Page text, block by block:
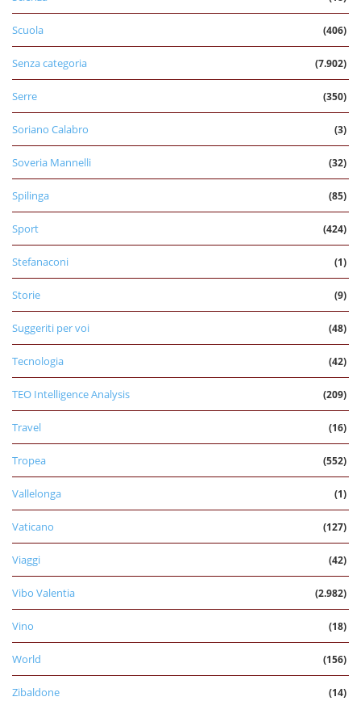
Scuola (406)
Senza categoria (7.902)
Serre (350)
Soriano Calabro (3)
Soveria Mannelli (32)
Spilinga (85)
Sport (424)
Stefanaconi (1)
Storie (9)
Suggeriti per voi (48)
Tecnologia (42)
TEO Intelligence Analysis (209)
Travel (16)
Tropea (552)
Vallelonga (1)
Vaticano (127)
Viaggi (42)
Vibo Valentia (2.982)
Vino (18)
World (156)
Zibaldone (14)